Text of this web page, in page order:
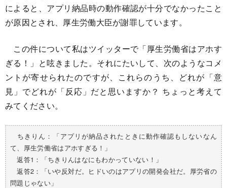
によると、アプリ納品時の動作確認が十分でなかったこと
が原因とされ、厚生労働大臣が謝罪しています。
この件について私はツイッターで「厚生労働省はアホす
ぎる！」と呟きました。それにたいして、次のようなコメ
ントが寄せられたのですが、これらのうち、どれが「意
見」でどれが「反応」だと思いますか？ ちょっと考えて
みてください。
ちきりん：「アプリが納品されたときに動作確認もしないなん
て、厚生労働省はアホすぎる！」
返答1：「ちきりんはなにもわかっていない！」
返答2：「いや反対だ。ヒドいのはアプリの開発会社だ。厚労省の
問題じゃない」